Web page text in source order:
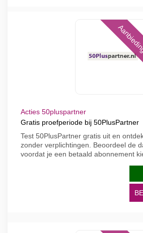
Acties 50pluspartner
Gratis proefperiode bij 50PlusPartner
Test 50PlusPartner gratis uit en
zonder verplichtingen. Beoordeel de
voordat je een betaald abonnement